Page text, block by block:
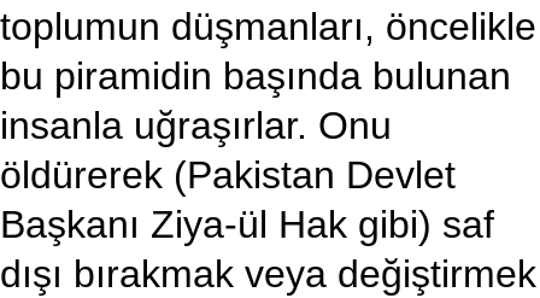
toplumun düşmanları, öncelikle
bu piramidin başında bulunan
insanla uğraşırlar. Onu
öldürerek (Pakistan Devlet
Başkanı Ziya-ül Hak gibi) saf
dışı bırakmak veya değiştirmek